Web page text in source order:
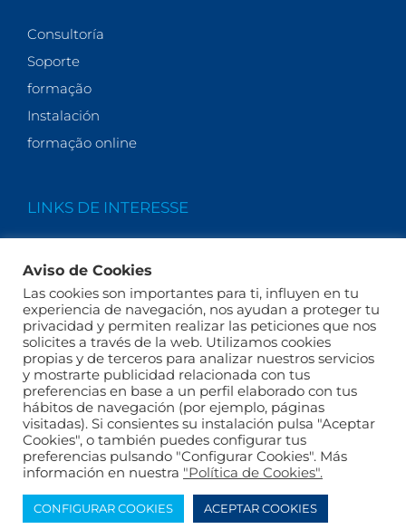
Consultoría
Soporte
formação
Instalación
formação online
LINKS DE INTERESSE
Actualidade
FAQs
Política de privacidad Aviso Legal
Política de
cookies
Diseño y desarrollo porTelling
Aviso de Cookies
Las cookies son importantes para ti, influyen en tu
experiencia de navegación, nos ayudan a proteger tu
privacidad y permiten realizar las peticiones que nos
solicites a través de la web. Utilizamos cookies
propias y de terceros para analizar nuestros servicios
y mostrarte publicidad relacionada con tus
preferencias en base a un perfil elaborado con tus
hábitos de navegación (por ejemplo, páginas
visitadas). Si consientes su instalación pulsa "Aceptar
Cookies", o también puedes configurar tus
preferencias pulsando "Configurar Cookies". Más
información en nuestra "Política de Cookies".
CONFIGURAR COOKIES ACEPTAR COOKIES